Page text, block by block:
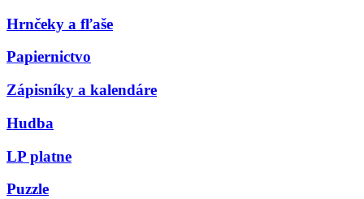
Hrnčeky a fľaše
Papiernictvo
Zápisníky a kalendáre
Hudba
LP platne
Puzzle